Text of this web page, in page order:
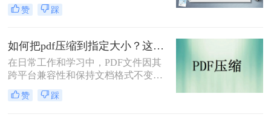
一点呢？本文将介绍几种实用的方法
和步骤，帮助您有效地压缩PDF文件
得尤为重要。无论是为了电子邮件发
间，掌握几种有效的PDF压缩方法都
是非常有帮助的。那么pdf压缩文件怎
么压缩到小于2M呢？以下是四种实用
的PDF压缩方法，帮助你轻松将文件
压缩到小于2MB。
赞 踩
如何把pdf压缩到指定大小？这3种压缩方法操作起来很简单!！
在日常工作和学习中，PDF文件因其
跨平台兼容性和保持文档格式不变的
特点而广受欢迎。然而，随着文件内
容的增加，PDF文件的大小也会相应
赞 踩